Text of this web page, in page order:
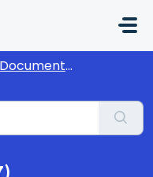
Documentatie